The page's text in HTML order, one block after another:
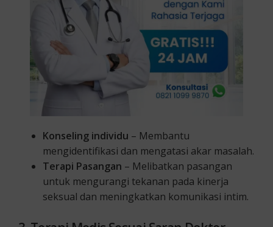
Konseling individu – Membantu
mengidentifikasi dan mengatasi akar masalah.
Terapi Pasangan – Melibatkan pasangan
untuk mengurangi tekanan pada kinerja
seksual dan meningkatkan komunikasi intim.